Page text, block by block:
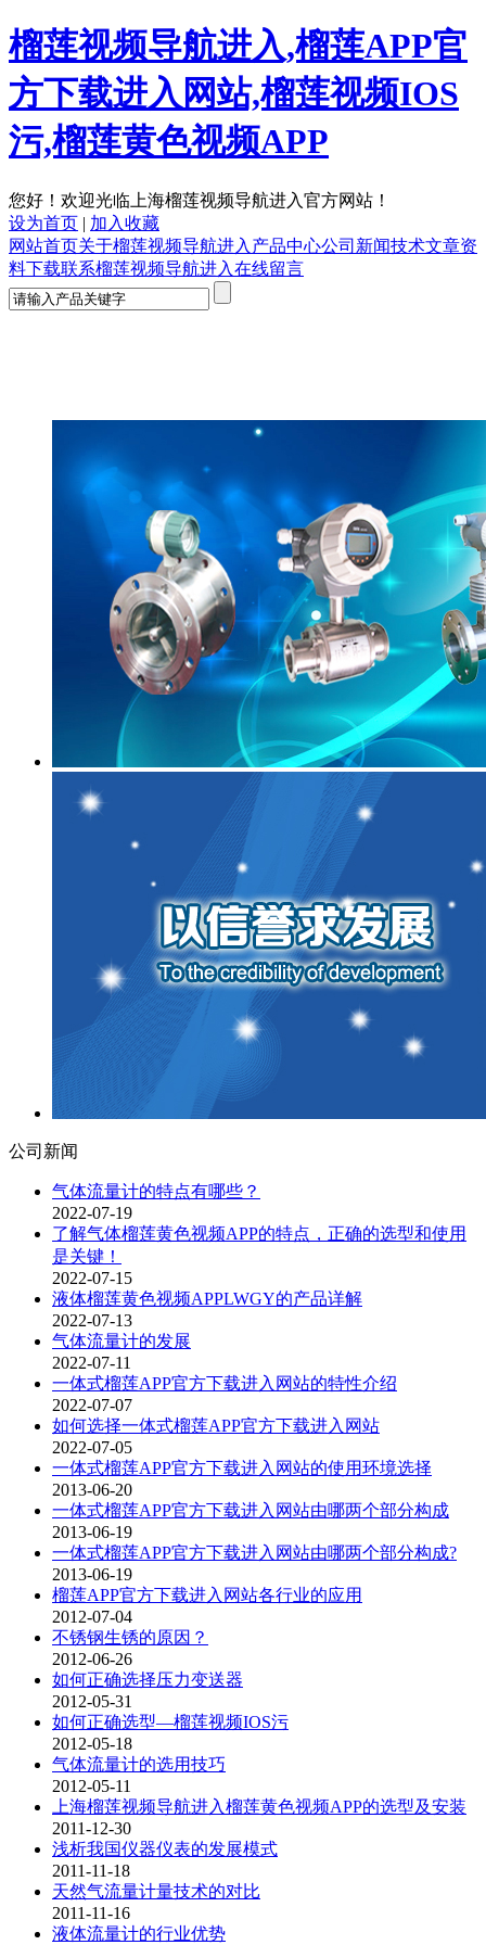
榴莲视频导航进入,榴莲APP官
方下载进入网站,榴莲视频IOS
污,榴莲黄色视频APP
您好！欢迎光临上海榴莲视频导航进入官方网站！
设为首页 | 加入收藏
网站首页关于榴莲视频导航进入 产品中心公司新闻技术文章资
料下载联系榴莲视频导航进入在线留言
公司新闻
气体流量计的特点有哪些？
2022-07-19
了解气体榴莲黄色视频APP的特点，正确的选型和使用
是关键！
2022-07-15
液体榴莲黄色视频APPLWGY的产品详解
2022-07-13
气体流量计的发展
2022-07-11
一体式榴莲APP官方下载进入网站的特性介绍
2022-07-07
如何选择一体式榴莲APP官方下载进入网站
2022-07-05
一体式榴莲APP官方下载进入网站的使用环境选择
2013-06-20
一体式榴莲APP官方下载进入网站由哪两个部分构成
2013-06-19
一体式榴莲APP官方下载进入网站由哪两个部分构成?
2013-06-19
榴莲APP官方下载进入网站各行业的应用
2012-07-04
不锈钢生锈的原因？
2012-06-26
如何正确选择压力变送器
2012-05-31
如何正确选型—榴莲视频IOS污
2012-05-18
气体流量计的选用技巧
2012-05-11
上海榴莲视频导航进入榴莲黄色视频APP的选型及安装
2011-12-30
浅析我国仪器仪表的发展模式
2011-11-18
天然气流量计量技术的对比
2011-11-16
液体流量计的行业优势